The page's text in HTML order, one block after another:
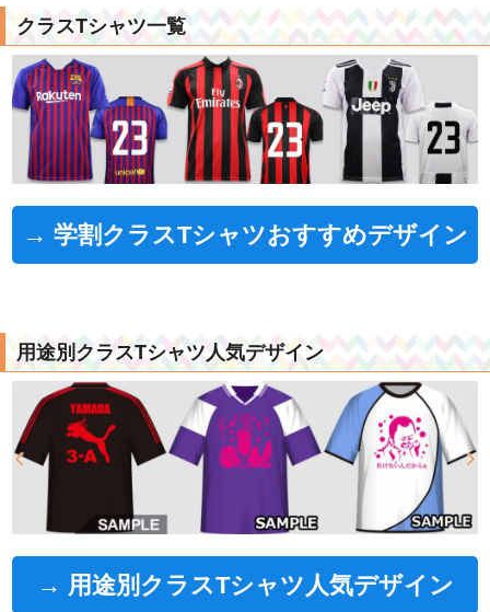
クラスTシャツ一覧
→ 学割クラスTシャツおすすめデザイン
用途別クラスTシャツ人気デザイン
→ 用途別クラスTシャツ人気デザイン